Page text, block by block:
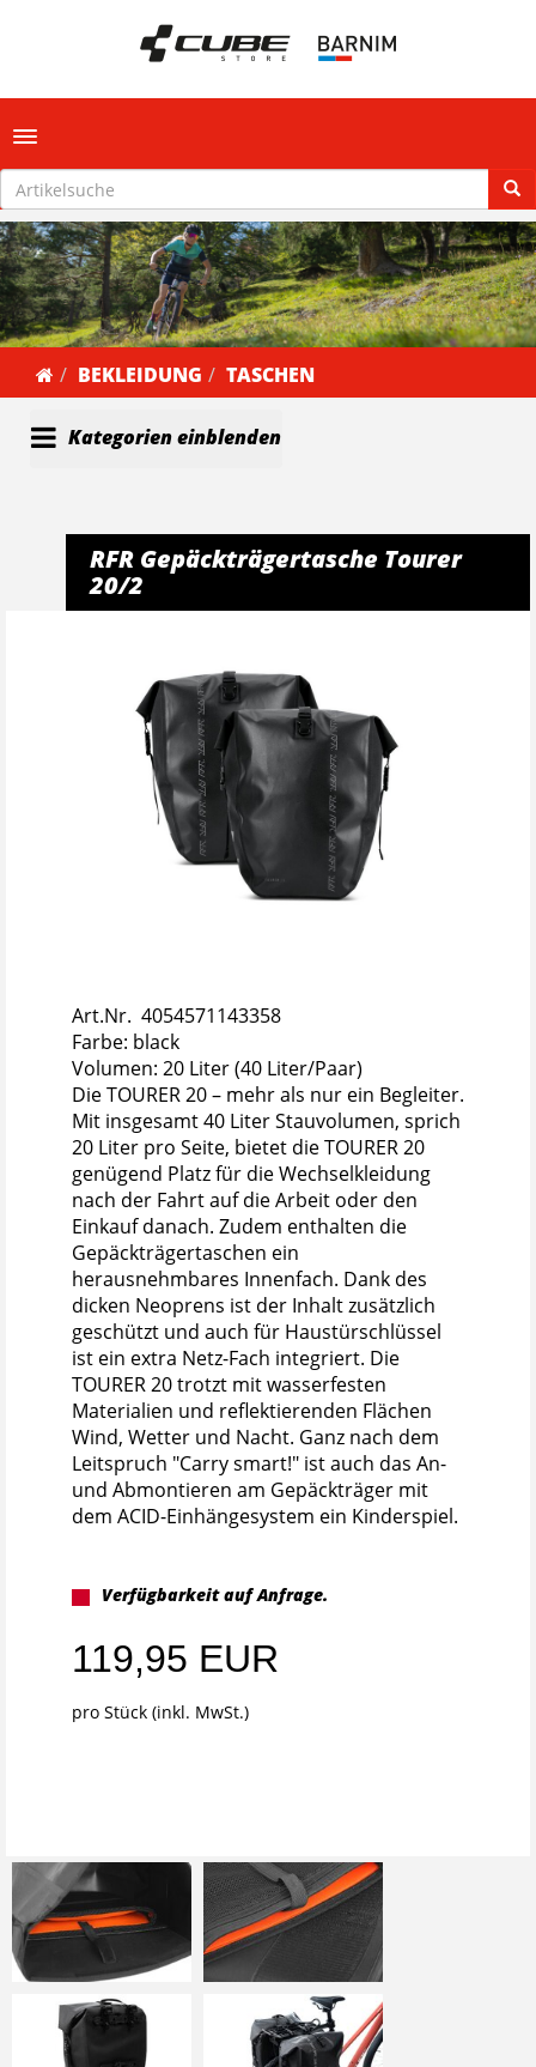
Toggle navigation
BEKLEIDUNG TASCHEN
Kategorien einblenden
RFR Gepäckträgertasche Tourer
20/2
Art.Nr. 4054571143358
Farbe: black
Volumen: 20 Liter (40 Liter/Paar)
Die TOURER 20 – mehr als nur ein Begleiter.
Mit insgesamt 40 Liter Stauvolumen, sprich
20 Liter pro Seite, bietet die TOURER 20
genügend Platz für die Wechselkleidung
nach der Fahrt auf die Arbeit oder den
Einkauf danach. Zudem enthalten die
Gepäckträgertaschen ein
herausnehmbares Innenfach. Dank des
dicken Neoprens ist der Inhalt zusätzlich
geschützt und auch für Haustürschlüssel
ist ein extra Netz-Fach integriert. Die
TOURER 20 trotzt mit wasserfesten
Materialien und reflektierenden Flächen
Wind, Wetter und Nacht. Ganz nach dem
Leitspruch "Carry smart!" ist auch das An-
und Abmontieren am Gepäckträger mit
dem ACID-Einhängesystem ein Kinderspiel.
Verfügbarkeit auf Anfrage.
119,95 EUR
pro Stück (inkl. MwSt.)